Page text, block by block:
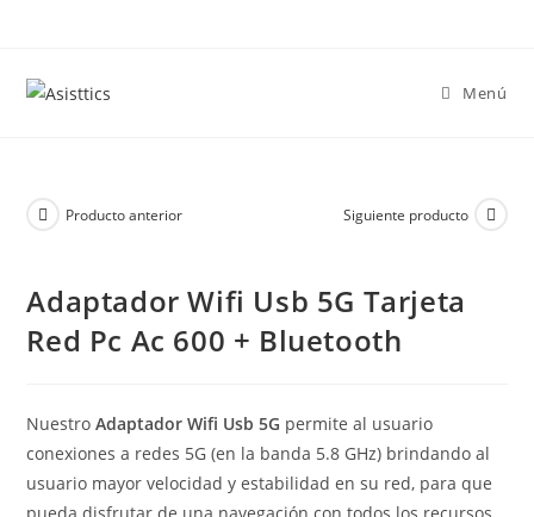
contenido
Menú
Producto anterior Siguiente producto
Adaptador Wifi Usb 5G Tarjeta
Red Pc Ac 600 + Bluetooth
NuestroAdaptador Wifi Usb 5G permite al usuario
conexiones a redes 5G (en la banda 5.8 GHz) brindando al
usuario mayor velocidad y estabilidad en su red, para que